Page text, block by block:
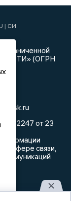
| СИ
(ОГРН
82247 от 23
в сфере связи,